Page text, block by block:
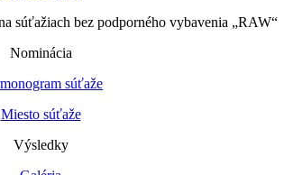
súťažiach bez podporného vybavenia „RAW“
Nominácia
súťaže
Miesto súťaže
Výsledky